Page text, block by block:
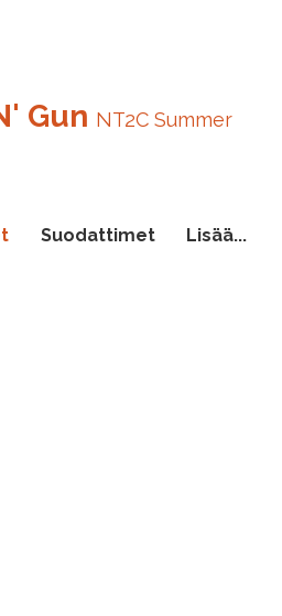
Gun NT2C Summer
Suodattimet
Lisää...